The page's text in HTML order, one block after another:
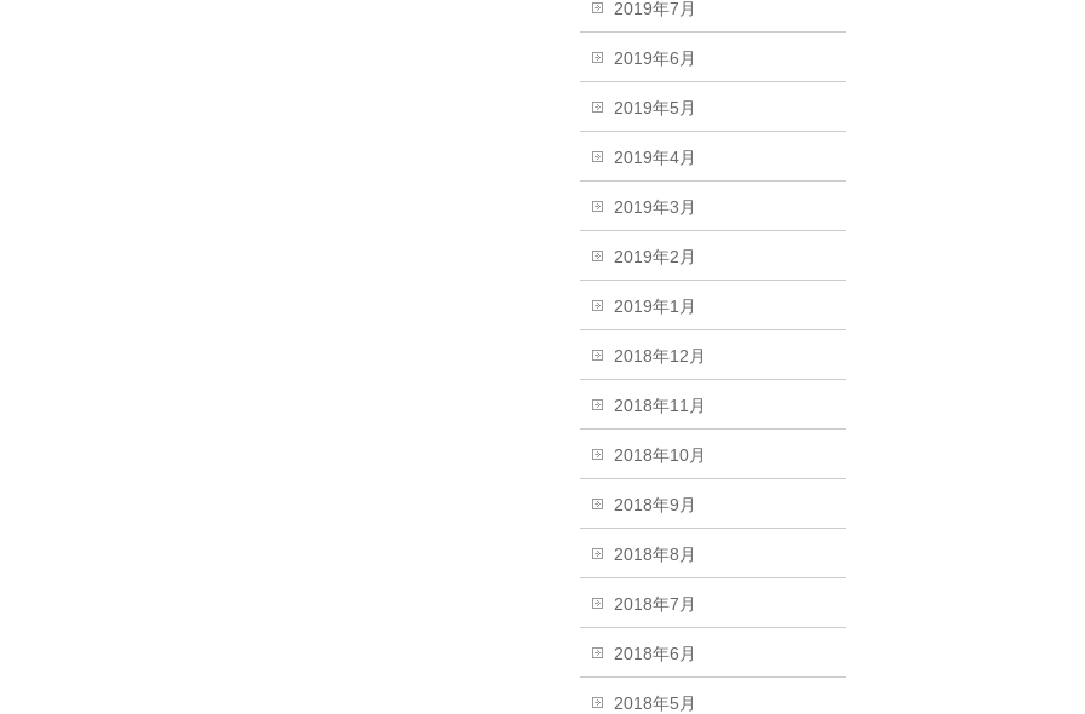
2019年7月
2019年6月
2019年5月
2019年4月
2019年3月
2019年2月
2019年1月
2018年12月
2018年11月
2018年10月
2018年9月
2018年8月
2018年7月
2018年6月
2018年5月